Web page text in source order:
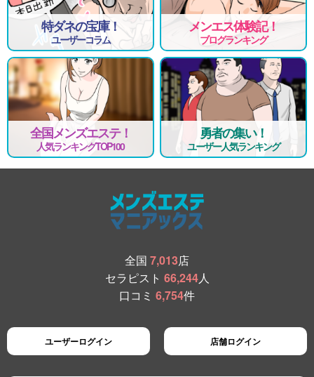
特ダネの宝庫！
ユーザーコラム
メンエス体験記！
ブログランキング
全国メンズエステ！
人気ランキングTOP100
勇者の集い！
ユーザー人気ランキング
全国 7,013店
セラピスト 66,244人
口コミ 6,754件
ユーザーログイン 店舗ログイン